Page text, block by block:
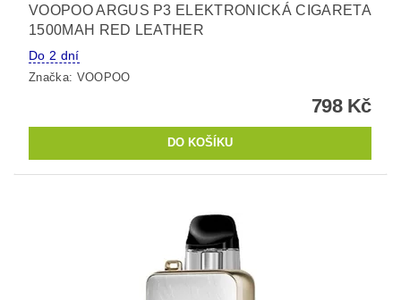
VOOPOO ARGUS P3 ELEKTRONICKÁ CIGARETA
1500MAH RED LEATHER
Do 2 dní
Značka: VOOPOO
798 Kč